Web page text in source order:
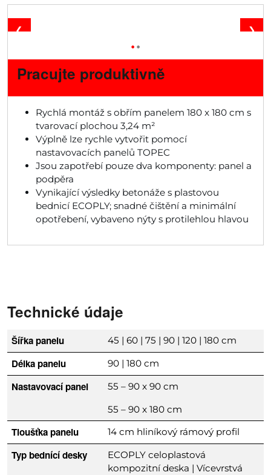
❮ ❯
••
Pracujte produktivně
Rychlá montáž s obřím panelem 180 x 180 cm s
tvarovací plochou 3,24 m²
Výplně lze rychle vytvořit pomocí
nastavovacích panelů TOPEC
Jsou zapotřebí pouze dva komponenty: panel a
podpěra
Vynikající výsledky betonáže s plastovou
bednicí ECOPLY; snadné čištění a minimální
opotřebení, vybaveno nýty s protilehlou hlavou
Technické údaje
Šířka panelu 45 | 60 | 75 | 90 | 120 | 180 cm
Délka panelu 90 | 180 cm
Nastavovací panel
55 – 90 x 90 cm
55 – 90 x 180 cm
Tloušťka panelu 14 cm hliníkový rámový profil
Typ bednící desky
ECOPLY celoplastová
kompozitní deska | Vícevrstvá